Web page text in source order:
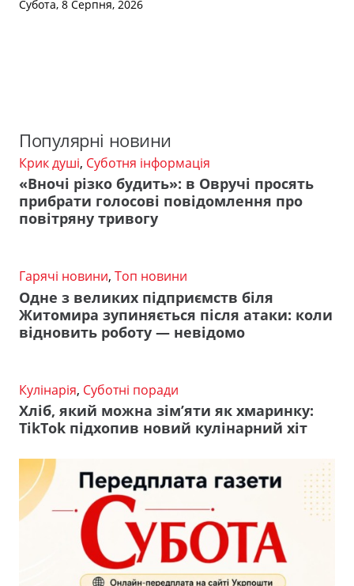
Субота, 8 Серпня, 2026
Популярні новини
Крик душі, Суботня інформація
«Вночі різко будить»: в Овручі просять
прибрати голосові повідомлення про
повітряну тривогу
Гарячі новини, Топ новини
Одне з великих підприємств біля
Житомира зупиняється після атаки: коли
відновить роботу — невідомо
Кулінарія, Суботні поради
Хліб, який можна зім’яти як хмаринку:
TikTok підхопив новий кулінарний хіт